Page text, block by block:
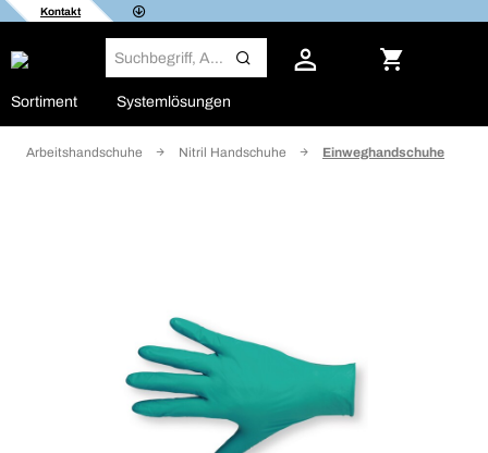
Kontakt
Sortiment Systemlösungen
Arbeitshandschuhe Nitril Handschuhe Einweghandschuhe